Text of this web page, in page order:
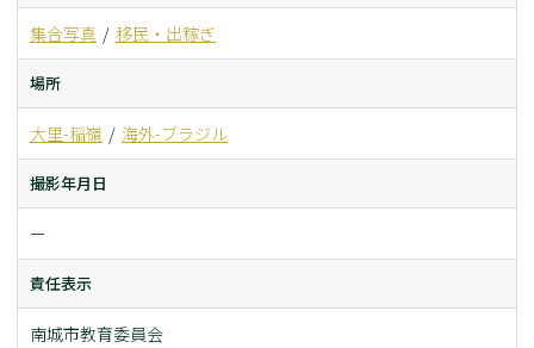
集合写真 移民・出稼ぎ
場所
大里-稲嶺 海外-ブラジル
撮影年月日
ー
責任表示
南城市教育委員会